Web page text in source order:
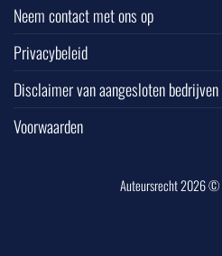
Neem contact met ons op
Privacybeleid
Disclaimer van aangesloten bedrijven
Voorwaarden
Auteursrecht 2026 ©